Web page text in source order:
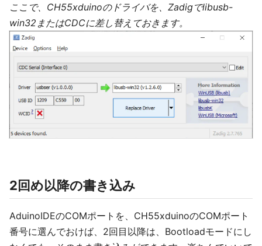
ここで、CH55xduinoのドライバを、Zadigでlibusb-
win32またはCDCに差し替えておきます。
2回め以降の書き込み
AduinoIDEのCOMポートを、CH55xduinoのCOMポート
番号に選んでおけば、2回目以降は、Bootloadモードにし